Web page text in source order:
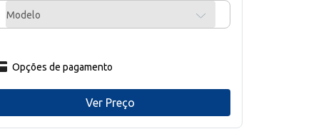
Modelo
Opções de pagamento
Ver Preço